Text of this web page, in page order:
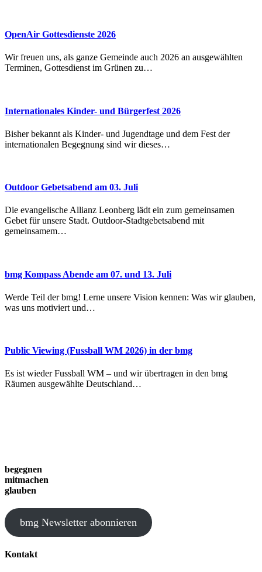
OpenAir Gottesdienste 2026
Wir freuen uns, als ganze Gemeinde auch 2026 an ausgewählten
Terminen, Gottesdienst im Grünen zu…
Internationales Kinder- und Bürgerfest 2026
Bisher bekannt als Kinder- und Jugendtage und dem Fest der
internationalen Begegnung sind wir dieses…
Outdoor Gebetsabend am 03. Juli
Die evangelische Allianz Leonberg lädt ein zum gemeinsamen
Gebet für unsere Stadt. Outdoor-Stadtgebetsabend mit
gemeinsamem…
bmg Kompass Abende am 07. und 13. Juli
Werde Teil der bmg! Lerne unsere Vision kennen: Was wir glauben,
was uns motiviert und…
Public Viewing (Fussball WM 2026) in der bmg
Es ist wieder Fussball WM – und wir übertragen in den bmg
Räumen ausgewählte Deutschland…
begegnen
mitmachen
glauben
bmg Newsletter abonnieren
Kontakt